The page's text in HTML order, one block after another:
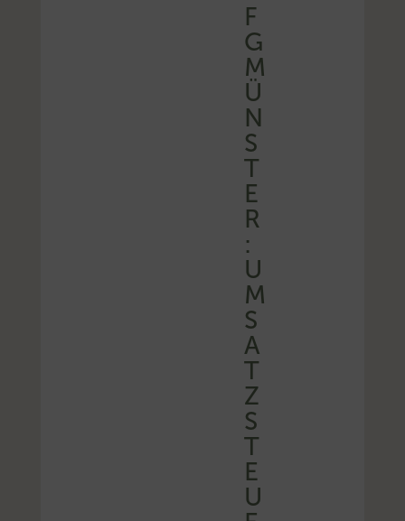
F
G
M
Ü
N
S
T
E
R
:
U
M
S
A
T
Z
S
T
E
U